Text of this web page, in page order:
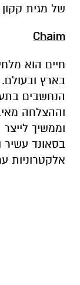
של מגית
Chaim
חיים הוא
בארץ
וממשיך
בסאונד עשיר
אלקטרוניות